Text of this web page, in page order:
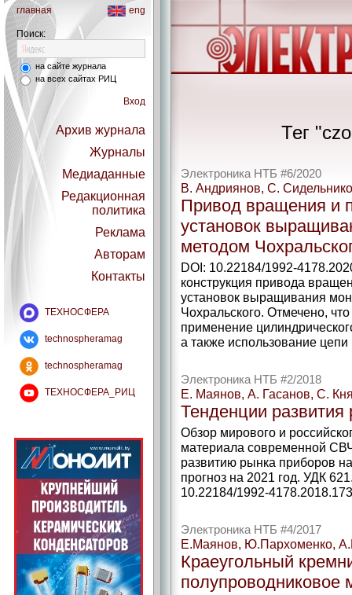
главная eng
Поиск:
на сайте журнала
на всех сайтах РИЦ
Вход
Архив журнала
Журналы
Медиаданные
Редакционная
политика
Реклама
Авторам
Контакты
ТЕХНОСФЕРА
technospheramag
technospheramag
ТЕХНОСФЕРА_РИЦ
Тег
Электроника НТБ #6/2020
В. Андриянов, С.
Привод вращения и
установок
методом
DOI: 10.22184/1992-
конструкция привода
установок выращивания
Чохральского. Отмечено,
применение
а также использование цепи
Электроника НТБ #2/2018
Е. Маянов, А. Гасанов, С.
Тенденции
Обзор мирового и
материала современной
развитию рынка приборов
прогноз на 2021 год. УДК
10.22184/1992-
Электроника НТБ #4/2017
Е.Маянов, Ю.Пархоменко,
Краеугольный
полупроводниковое